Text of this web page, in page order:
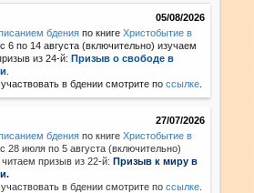
05/08/2026
бдения по книгеХристобытие в
, с 6 по 14 августа (включительно) изучаем
из 24-й:Призыв о свободе в
в бдении смотрите поссылке
27/07/2026
бдения по книгеХристобытие в
с 28 июля по 5 августа (включительно)
призыв из 22-й:Призыв к миру в
в бдении смотрите поссылке